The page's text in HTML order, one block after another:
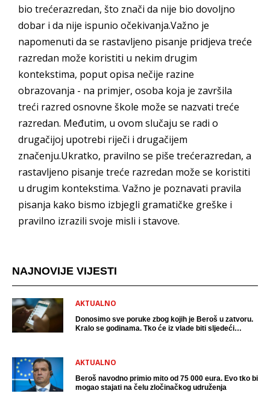
bio trećerazredan, što znači da nije bio dovoljno
dobar i da nije ispunio očekivanja.Važno je
napomenuti da se rastavljeno pisanje pridjeva treće
razredan može koristiti u nekim drugim
kontekstima, poput opisa nečije razine
obrazovanja - na primjer, osoba koja je završila
treći razred osnovne škole može se nazvati treće
razredan. Međutim, u ovom slučaju se radi o
drugačijoj upotrebi riječi i drugačijem
značenju.Ukratko, pravilno se piše trećerazredan, a
rastavljeno pisanje treće razredan može se koristiti
u drugim kontekstima. Važno je poznavati pravila
pisanja kako bismo izbjegli gramatičke greške i
pravilno izrazili svoje misli i stavove.
NAJNOVIJE VIJESTI
AKTUALNO
Donosimo sve poruke zbog kojih je Beroš u zatvoru.
Kralo se godinama. Tko će iz vlade biti sljedeći
AKTUALNO
Beroš navodno primio mito od 75 000 eura. Evo tko bi
mogao stajati na čelu zločinačkog udruženja